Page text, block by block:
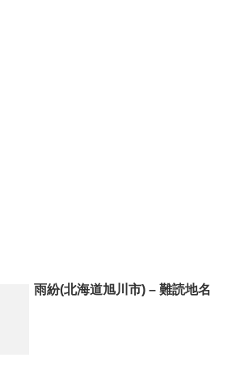
雨紛(北海道旭川市) – 難読地名